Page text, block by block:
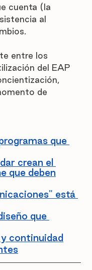
cuenta (la
al
entre los
del EAP
de
que
crean el
que deben
está
que
continuidad